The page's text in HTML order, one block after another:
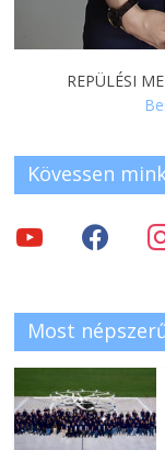
REPÜLÉSI
Kövessen
Most